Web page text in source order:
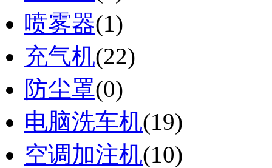
喷雾器(1)
充气机(22)
防尘罩(0)
电脑洗车机(19)
空调加注机(10)